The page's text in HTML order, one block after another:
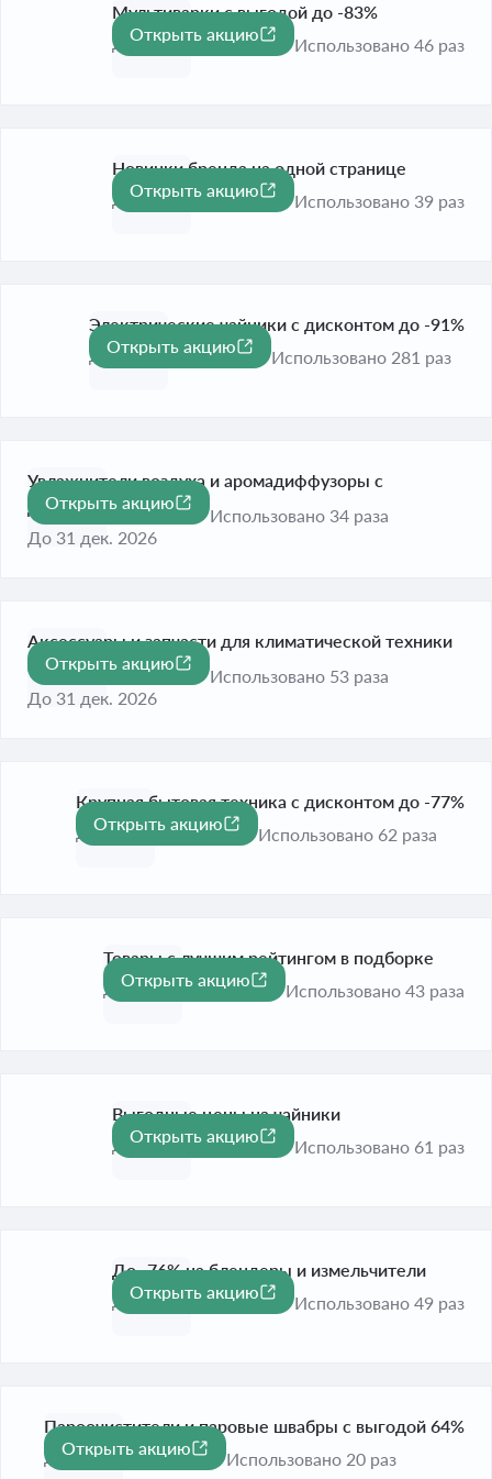
-83%
Мультиварки с выгодой до -83%
До 31 дек. 2026
Открыть акцию
Использовано 46 раз
Новинки бренда на одной странице
До 31 дек. 2026
Открыть акцию
Использовано 39 раз
-91%
Электрические чайники c дисконтом до -91%
До 31 дек. 2026
Открыть акцию
Использовано 281 раз
-88%
Увлажнители воздуха и аромадиффузоры с
дисконтом до -88%
До 31 дек. 2026
Открыть акцию
Использовано 34 раза
-18%
Аксессуары и запчасти для климатической техники
с выгодой 18%
До 31 дек. 2026
Открыть акцию
Использовано 53 раза
-77%
Крупная бытовая техника с дисконтом до -77%
До 31 дек. 2026
Открыть акцию
Использовано 62 раза
Товары с лучшим рейтингом в подборке
До 31 дек. 2026
Открыть акцию
Использовано 43 раза
Выгодные цены на чайники
До 31 дек. 2026
Открыть акцию
Использовано 61 раз
-76%
До -76% на блендеры и измельчители
До 31 дек. 2026
Открыть акцию
Использовано 49 раз
-64%
Пароочистители и паровые швабры с выгодой 64%
До 31 дек. 2026
Открыть акцию
Использовано 20 раз